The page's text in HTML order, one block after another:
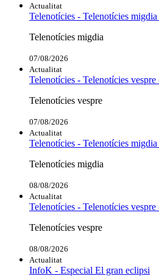
Actualitat
Telenotícies - Telenotícies
Telenotícies migdia
07/08/2026
Actualitat
Telenotícies - Telenotícies
Telenotícies vespre
07/08/2026
Actualitat
Telenotícies - Telenotícies
Telenotícies migdia
08/08/2026
Actualitat
Telenotícies - Telenotícies
Telenotícies vespre
08/08/2026
Actualitat
InfoK - Especial El gran eclipsi